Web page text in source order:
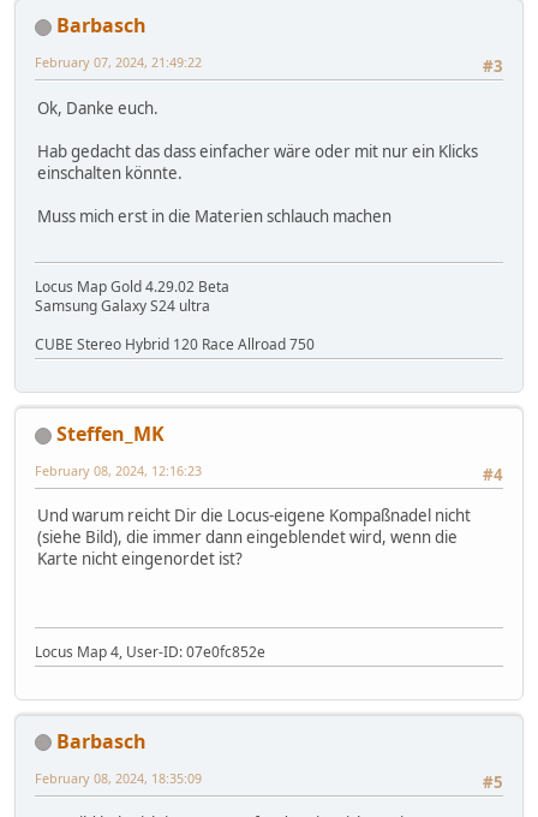
Barbasch
#3
February 07, 2024, 21:49:22
Ok, Danke euch.
Hab gedacht das dass einfacher wäre oder mit nur ein Klicks
einschalten könnte.
Muss mich erst in die Materien schlauch machen
Locus Map Gold 4.29.02 Beta
Samsung Galaxy S24 ultra
CUBE Stereo Hybrid 120 Race Allroad 750
Steffen_MK
#4
February 08, 2024, 12:16:23
Und warum reicht Dir die Locus-eigene Kompaßnadel nicht
(siehe Bild), die immer dann eingeblendet wird, wenn die
Karte nicht eingenordet ist?
Locus Map 4, User-ID: 07e0fc852e
Barbasch
#5
February 08, 2024, 18:35:09